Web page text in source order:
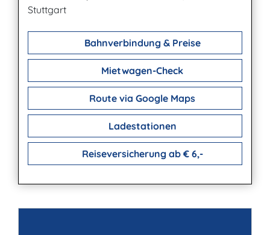
Stuttgart
Bahnverbindung & Preise
Mietwagen-Check
Route via Google Maps
Ladestationen
Reiseversicherung ab € 6,-